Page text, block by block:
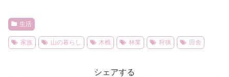
生活
家族 山の暮らし 木樵 林業 狩猟 田舎
シェアする